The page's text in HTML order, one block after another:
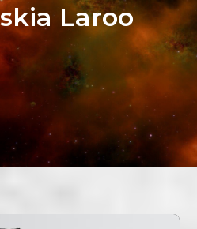
Laroo